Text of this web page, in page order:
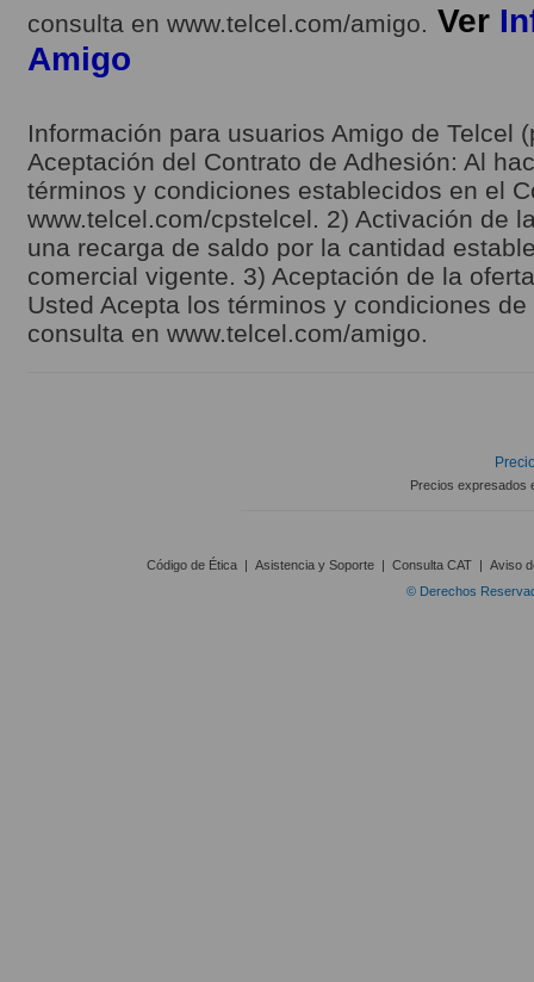
consulta en www.telcel.com/amigo. Ver
Amigo
Información para usuarios Amigo de Telcel
Aceptación del Contrato de Adhesión: Al
términos y condiciones establecidos en el
www.telcel.com/cpstelcel. 2) Activación de
una recarga de saldo por la cantidad
comercial vigente. 3) Aceptación de la
Usted Acepta los términos y condiciones
consulta en www.telcel.com/amigo.
Precios expresados
Código de Ética | Asistencia y Soporte | Consulta CAT | Aviso
© Derechos